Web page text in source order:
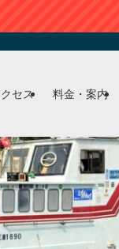
セス 料金・案内